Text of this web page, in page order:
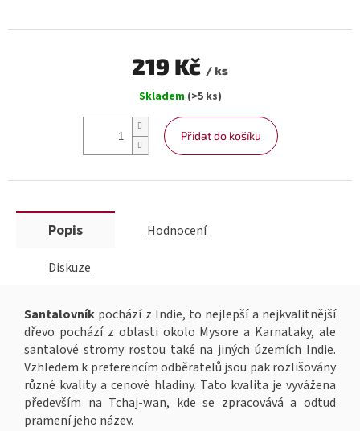
219 Kč / ks
cena:
Skladem (>5 ks)
Přidat do košíku
Popis Hodnocení
Diskuze
Santalovník pochází z Indie, to nejlepší a nejkvalitnější
dřevo pochází z oblasti okolo Mysore a Karnataky, ale
santalové stromy rostou také na jiných územích Indie.
Vzhledem k preferencím odběratelů jsou pak rozlišovány
různé kvality a cenové hladiny. Tato kvalita je vyvážena
především na Tchaj-wan, kde se zpracovává a odtud
pramení jeho název.